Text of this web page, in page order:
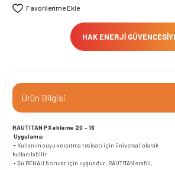
HAK ENERJİ
Ürün Bilgisi
RAUTITAN PX ekleme 20 - 16
Uygulama:
▪ Kullanım suyu ve ısıtma tesisatı için üniversal olarak
kullanılabilir
▪ Şu REHAU borular için uygundur: RAUTITAN stabil,